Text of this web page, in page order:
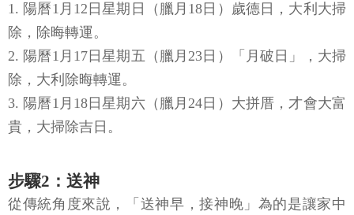
1. 陽曆1月12日星期日（臘月18日）歲德日，大利大掃
除，除晦轉運。
2. 陽曆1月17日星期五（臘月23日）「月破日」，大掃
除，大利除晦轉運。
3. 陽曆1月18日星期六（臘月24日）大拼厝，才會大富
貴，大掃除吉日。
步驟2：送神
從傳統角度來說，「送神早，接神晚」為的是讓家中